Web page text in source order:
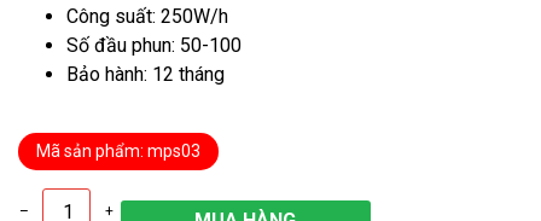
Công suất: 250W/h
Số đầu phun: 50-100
Bảo hành: 12 tháng
Mã sản phẩm: mps03
– +